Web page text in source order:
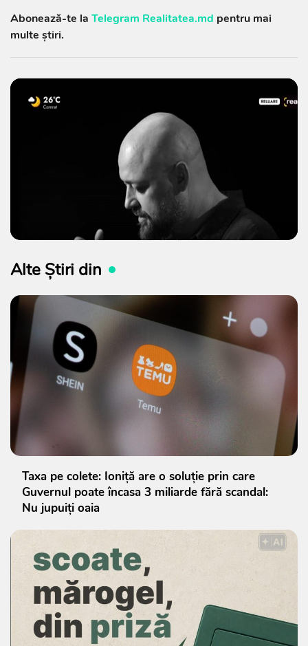
Abonează-te la Telegram Realitatea.md pentru mai
multe știri.
Alte Știri din
Taxa pe colete: Ioniță are o soluție prin care
Guvernul poate încasa 3 miliarde fără scandal:
Nu jupuiți oaia